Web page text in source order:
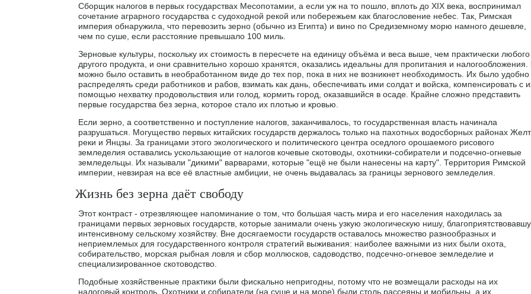
Сборщик налогов в первых государствах Месопотамии, а если уж на то пошло, вплоть до XIX века, воспринимал
сочетание аграрного государства с судоходной рекой или побережьем как благословение небес. Так, Римская
империя обнаружила, что перевозить зерно (обычно из Египта) и вино по Средиземному морю намного дешевле,
чем по суше, если расстояние превышало 100 миль.
Зерновые культуры, поскольку их стоимость в пересчете на единицу объёма и веса выше, чем практически любого
другого продукта, и они сравнительно хорошо хранятся, оказались идеальны для пропитания и налогообложения.
можно было оставить в необработанном виде до тех пор, пока в них не возникнет необходимость. Их было удобно
распределять среди работников и рабов, взимать как дань, обеспечивать ими солдат и войска, компенсировать с
помощью нехватку продовольствия или голод, кормить город, оказавшийся в осаде. Крайне сложно представить
первые государства без зерна, которое стало их плотью и кровью.
Если зерно, а соответственно и поступление налогов, заканчивалось, то государственная власть начинала
разрушаться. Могущество первых китайских государств держалось только на пахотных водосборных районах
реки и Янцзы. За границами этого экологического и политического центра оседлого орошаемого рисового
земледелия оставались ускользающие от налогов кочевые скотоводы, охотники-собиратели и подсечно-огневые
земледельцы. Их называли "дикими" варварами, которые "ещё не были нанесены на карту". Территория Римской
империи, невзирая на все её властные амбиции, не очень выдавалась за границы зернового земледелия.
Жизнь без зерна даёт свободу
Этот контраст - отрезвляющее напоминание о том, что большая часть мира и его населения находилась за
границами первых зерновых государств, которые занимали очень узкую экологическую нишу,
интенсивному сельскому хозяйству. Вне досягаемости государств оставалось множество разнообразных и
неприемлемых для государственного контроля стратегий выживания: наиболее важными из них были охота,
собирательство, морская рыбная ловля и сбор моллюсков, садоводство, подсечно-огневое земледелие и
специализированное скотоводство.
Подобные хозяйственные практики были фискально непригодны, потому что не возмещали расходы на их
налоговый контроль. Охотники и собиратели (на суше и на море) были столь рассеяны и мобильны, а их